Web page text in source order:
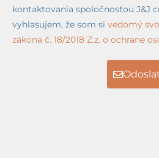
kontaktovania spoločnosťou J&J
vyhlasujem, že som si vedomý
zákona č. 18/2018 Z.z. o ochrane